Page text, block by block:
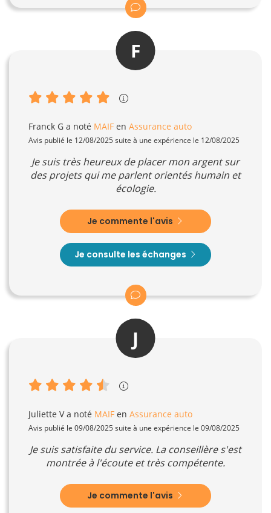
F
Franck G a noté MAIF en Assurance auto
Avis publié le 12/08/2025 suite à une expérience le 12/08/2025
Je suis très heureux de placer mon argent sur
des projets qui me parlent orientés humain et
écologie.
Je commente l'avis
Je consulte les échanges
J
Juliette Va noté MAIF en Assurance auto
Avis publié le 09/08/2025 suite à une expérience le 09/08/2025
Je suis satisfaite du service. La conseillère s'est
montrée à l'écoute et très compétente.
Je commente l'avis